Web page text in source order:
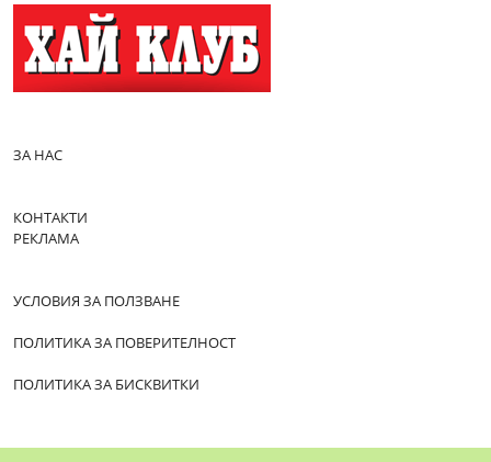
ЗА НАС
КОНТАКТИ
РЕКЛАМА
УСЛОВИЯ ЗА ПОЛЗВАНЕ
ПОЛИТИКА ЗА ПОВЕРИТЕЛНОСТ
ПОЛИТИКА ЗА БИСКВИТКИ